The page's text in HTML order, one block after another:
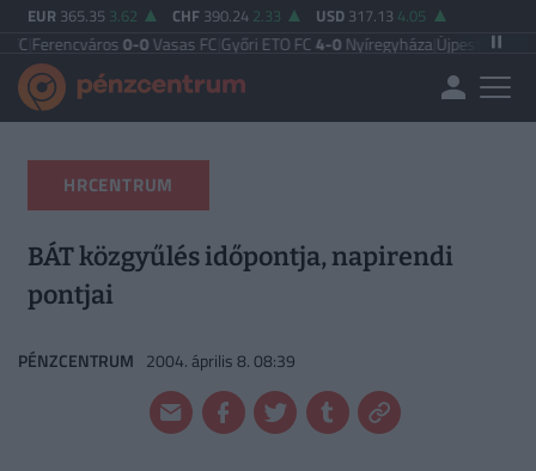
EUR 365.35 3.62 CHF 390.24 2.33 USD 317.13 4.05
0-0Vasas FC|Győri ETO FC 4-0Nyíregyháza|Újpest FC4-2
HRCENTRUM
BÁT közgyűlés időpontja, napirendi
pontjai
PÉNZCENTRUM 2004. április 8. 08:39